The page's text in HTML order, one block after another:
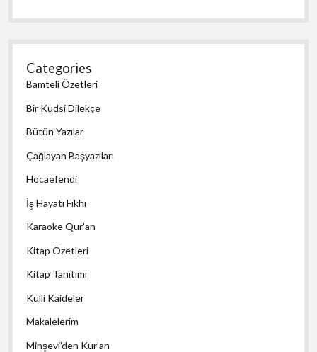
Categories
Bamteli Özetleri
Bir Kudsi Dilekçe
Bütün Yazılar
Çağlayan Başyazıları
Hocaefendi
İş Hayatı Fıkhı
Karaoke Qur'an
Kitap Özetleri
Kitap Tanıtımı
Külli Kaideler
Makalelerim
Minşevi’den Kur’an